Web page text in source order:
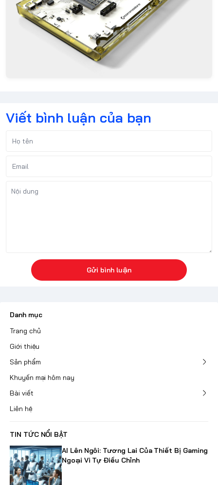
Viết bình luận của bạn
Gửi bình luận
Danh mục
Trang chủ
Giới thiệu
Sản phẩm
Khuyến mại hôm nay
Bài viết
Liên hệ
TIN TỨC NỔI BẬT
AI Lên Ngôi: Tương Lai Của Thiết Bị Gaming
Ngoại Vi Tự Điều Chỉnh